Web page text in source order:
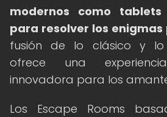
modernos como
para resolver los
fusión de lo clásico y lo
ofrece una
innovadora para los
Los Escape Rooms